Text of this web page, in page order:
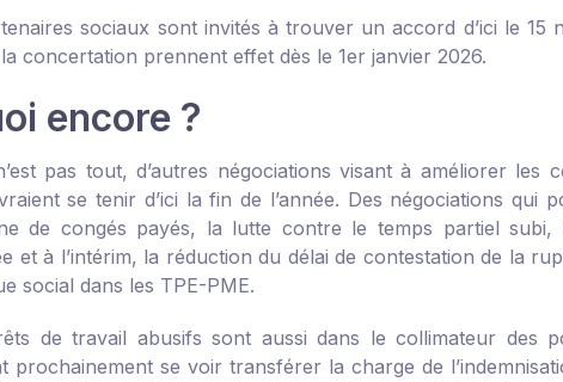
sociaux sont invités à trouver un accord d’ici le
concertation prennent effet dès le 1er janvier 2026.
encore ?
pas tout, d’autres négociations visant à améliorer
se tenir d’ici la fin de l’année. Des négociations qui
de congés payés, la lutte contre le temps partiel
et à l’intérim, la réduction du délai de contestation de la
social dans les TPE-PME.
de travail abusifs sont aussi dans le collimateur des
prochainement se voir transférer la charge de